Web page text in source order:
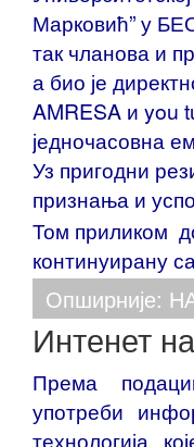
Марковић” у
так чланова и
а био је
AMRESA и you
једночасовна
Уз пригодни
признања и
Том приликом
континуирану
Опширније:
Интенет
Према
употреби
технологија